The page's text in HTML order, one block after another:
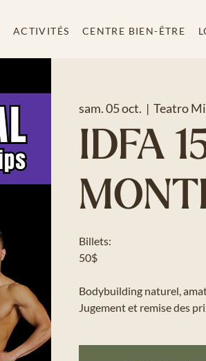
ACTIVITÉS CENTRE BIEN-ÊTRE
sam. 05 oct.
  |
Teatro
IDFA
Billets:
50$
Bodybuilding naturel,
Jugement et remise des